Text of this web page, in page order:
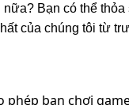
Bạn có thể
của chúng tôi từ